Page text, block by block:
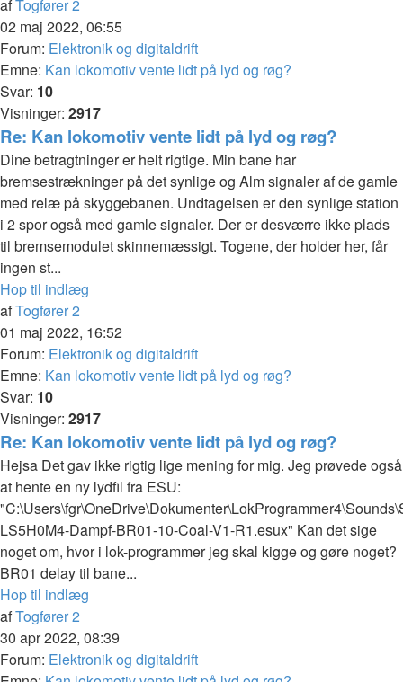
afTogfører 2
02 maj 2022, 06:55
Forum: Elektronik og digitaldrift
Emne: Kan lokomotiv vente lidt på lyd og røg?
Svar: 10
Visninger: 2917
Re: Kan lokomotiv vente lidt på lyd og røg?
Dine betragtninger er helt rigtige. Min bane har
bremsestrækninger på det synlige og Alm signaler af de gamle
med relæ på skyggebanen. Undtagelsen er den synlige station
i 2 spor også med gamle signaler. Der er desværre ikke plads
til bremsemodulet skinnemæssigt. Togene, der holder her, får
ingen st...
Hop til indlæg
afTogfører 2
01 maj 2022, 16:52
Forum: Elektronik og digitaldrift
Emne: Kan lokomotiv vente lidt på lyd og røg?
Svar: 10
Visninger: 2917
Re: Kan lokomotiv vente lidt på lyd og røg?
Hejsa Det gav ikke rigtig lige mening for mig. Jeg prøvede også
at hente en ny lydfil fra ESU:
LS5H0M4-Dampf-BR01-10-Coal-V1-R1.esux" Kan det sige
noget om, hvor i lok-programmer jeg skal kigge og gøre noget?
BR01 delay til bane...
Hop til indlæg
afTogfører 2
30 apr 2022, 08:39
Forum: Elektronik og digitaldrift